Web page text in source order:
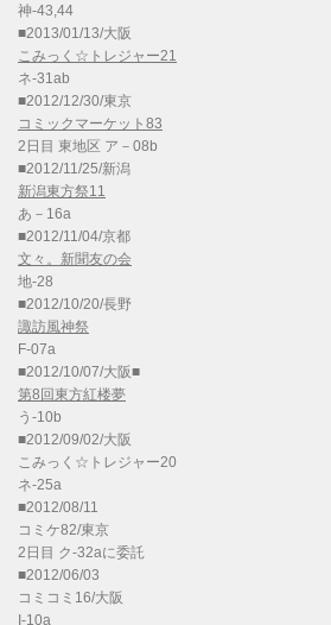
神-43,44
■2013/01/13/大阪
こみっく☆トレジャー21
ネ-31ab
■2012/12/30/東京
コミックマーケット83
2日目 東地区 ア－08b
■2012/11/25/新潟
新潟東方祭11
あ－16a
■2012/11/04/京都
文々。新聞友の会
地-28
■2012/10/20/長野
諏訪風神祭
F-07a
■2012/10/07/大阪■
第8回東方紅楼夢
う-10b
■2012/09/02/大阪
こみっく☆トレジャー20
ネ-25a
■2012/08/11
コミケ82/東京
2日目 ク-32aに委託
■2012/06/03
コミコミ16/大阪
I-10a